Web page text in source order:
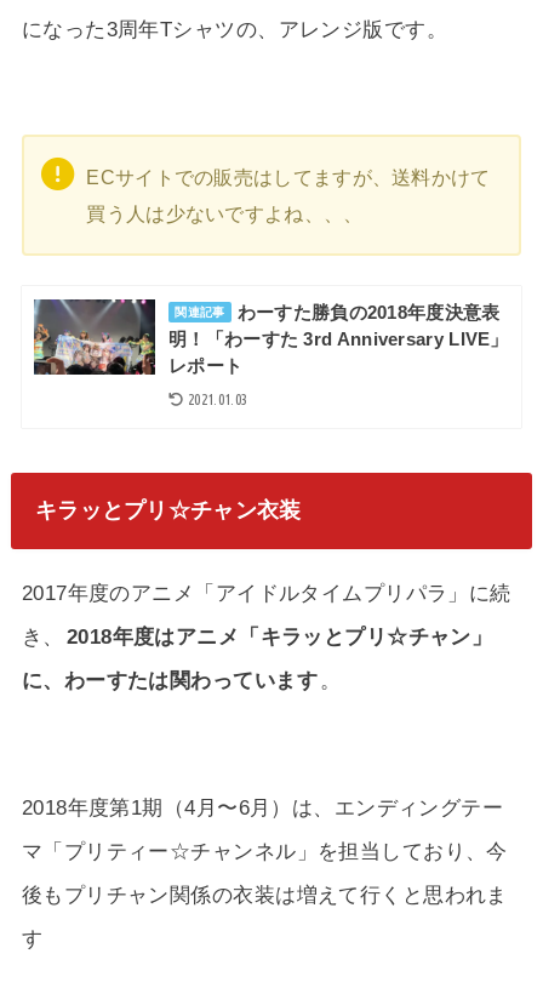
になった3周年Tシャツの、アレンジ版です。
ECサイトでの販売はしてますが、送料かけて
買う人は少ないですよね、、、
関連記事
わーすた勝負の2018年度決意表
明！「わーすた 3rd Anniversary LIVE」
レポート
2021.01.03
キラッとプリ☆チャン衣装
2017年度のアニメ「アイドルタイムプリパラ」に続
き、
2018年度はアニメ「キラッとプリ☆チャン」
に、わーすたは関わっています。
2018年度第1期（4月〜6月）は、エンディングテー
マ「プリティー☆チャンネル」を担当しており、今
後もプリチャン関係の衣装は増えて行くと思われま
す